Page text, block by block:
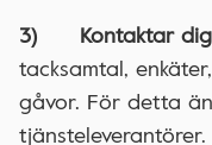
3) Kontaktar dig
tacksamtal,
gåvor. För detta